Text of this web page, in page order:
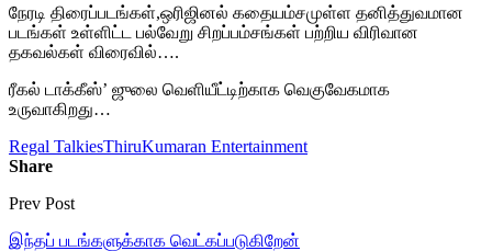
நேரடி திரைப்படங்கள்,ஒரிஜினல் கதையம்சமுள்ள தனித்துவமான
படங்கள் உள்ளிட்ட பல்வேறு சிறப்பம்சங்கள் பற்றிய விரிவான
தகவல்கள் விரைவில்….
ரீகல் டாக்கீஸ்’ ஜுலை வெளியீட்டிற்காக வெகுவேகமாக
உருவாகிறது…
Regal TalkiesThiruKumaran Entertainment
Share
Prev Post
இந்தப் படங்களுக்காக வெட்கப்படுகிறேன்